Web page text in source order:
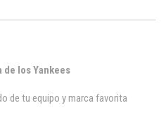
de los Yankees
de tu equipo y marca favorita